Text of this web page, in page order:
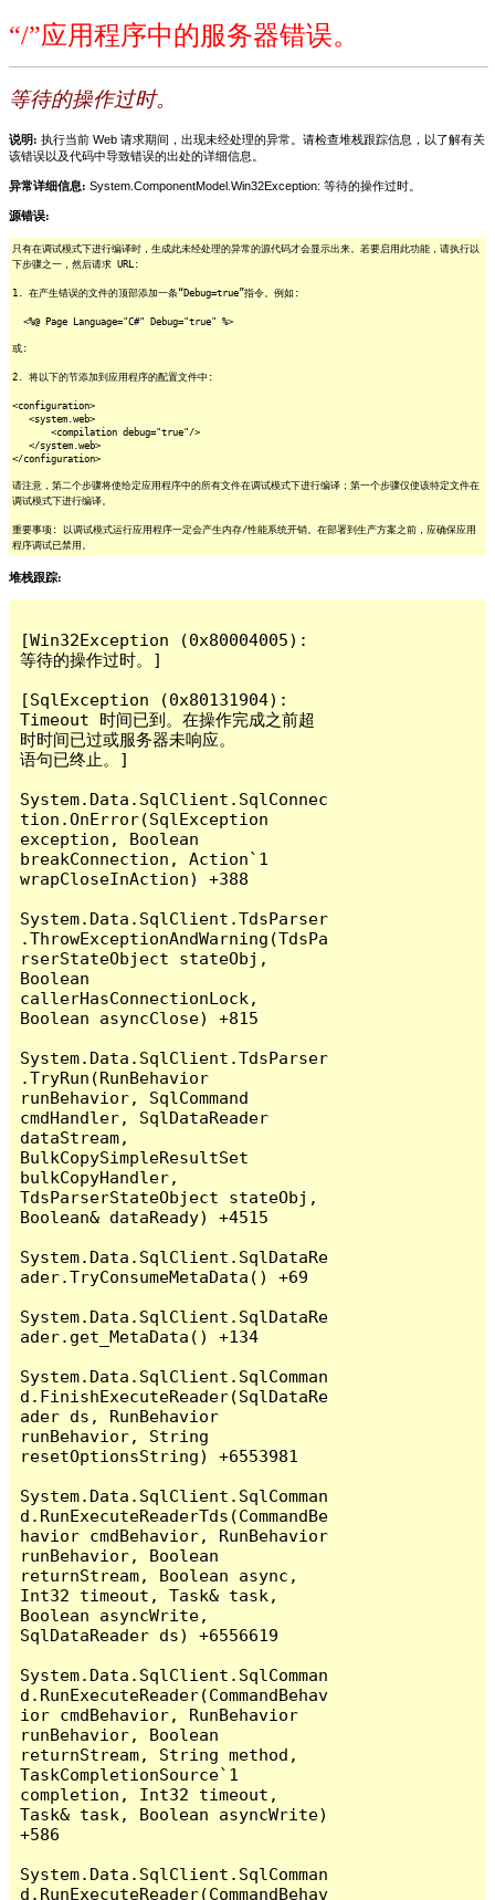
“/”应用程序中的服务器错误。
等待的操作过时。
说明: 执行当前 Web 请求期间，出现未经处理的异常。请检查堆栈跟踪信息，以了解有关
该错误以及代码中导致错误的出处的详细信息。
异常详细信息: System.ComponentModel.Win32Exception: 等待的操作过时。
源错误:
只有在调试模式下进行编译时，生成此未经处理的异常的源代码才会显示出来。若要启用此功能，请执行以
下步骤之一，然后请求 URL:
1. 在产生错误的文件的顶部添加一条“Debug=true”指令。例如:
<%@ Page Language="C#" Debug="true" %>
或:
2. 将以下的节添加到应用程序的配置文件中:
<configuration>
<system.web>
<compilation debug="true"/>
</system.web>
</configuration>
请注意，第二个步骤将使给定应用程序中的所有文件在调试模式下进行编译；第一个步骤仅使该特定文件在
调试模式下进行编译。
重要事项: 以调试模式运行应用程序一定会产生内存/性能系统开销。在部署到生产方案之前，应确保应用
程序调试已禁用。
堆栈跟踪:
[Win32Exception (0x80004005):
等待的操作过时。]
[SqlException (0x80131904):
Timeout 时间已到。在操作完成之前超
时时间已过或服务器未响应。
语句已终止。]
System.Data.SqlClient.SqlConnec
tion.OnError(SqlException
exception, Boolean
breakConnection, Action`1
wrapCloseInAction) +388
System.Data.SqlClient.TdsParser
.ThrowExceptionAndWarning(TdsPa
rserStateObject stateObj,
Boolean
callerHasConnectionLock,
Boolean asyncClose) +815
System.Data.SqlClient.TdsParser
.TryRun(RunBehavior
runBehavior, SqlCommand
cmdHandler, SqlDataReader
dataStream,
BulkCopySimpleResultSet
bulkCopyHandler,
TdsParserStateObject stateObj,
Boolean& dataReady) +4515
System.Data.SqlClient.SqlDataRe
ader.TryConsumeMetaData() +69
System.Data.SqlClient.SqlDataRe
ader.get_MetaData() +134
System.Data.SqlClient.SqlComman
d.FinishExecuteReader(SqlDataRe
ader ds, RunBehavior
runBehavior, String
resetOptionsString) +6553981
System.Data.SqlClient.SqlComman
d.RunExecuteReaderTds(CommandBe
havior cmdBehavior, RunBehavior
runBehavior, Boolean
returnStream, Boolean async,
Int32 timeout, Task& task,
Boolean asyncWrite,
SqlDataReader ds) +6556619
System.Data.SqlClient.SqlComman
d.RunExecuteReader(CommandBehav
ior cmdBehavior, RunBehavior
runBehavior, Boolean
returnStream, String method,
TaskCompletionSource`1
completion, Int32 timeout,
Task& task, Boolean asyncWrite)
+586
System.Data.SqlClient.SqlComman
d.RunExecuteReader(CommandBehav